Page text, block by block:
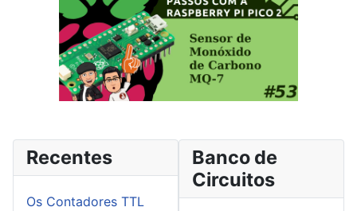
Recentes
Os Contadores TTL
Banco de
Circuitos